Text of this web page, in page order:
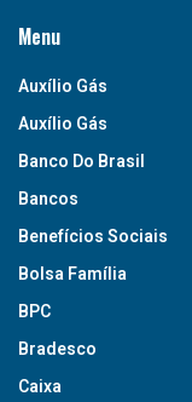
Menu
Auxílio Gás
Auxílio Gás
Banco Do Brasil
Bancos
Benefícios Sociais
Bolsa Família
BPC
Bradesco
Caixa